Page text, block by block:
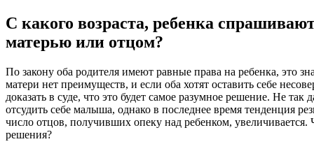
С какого возраста, ребенка
матерью или отцом?
По закону оба родителя имеют равные права на ребенка, это
матери нет преимуществ, и если оба хотят оставить себе
доказать в суде, что это будет самое разумное решение. Не
отсудить себе малыша, однако в последнее время тенденция
число отцов, получивших опеку над ребенком,
решения?